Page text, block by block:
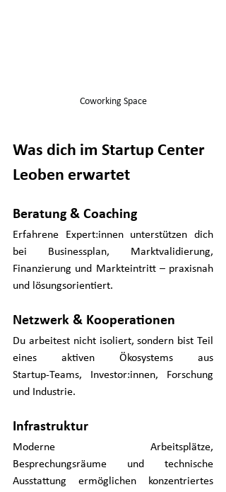
Coworking Space
Was dich im Startup Center
Leoben erwartet
Beratung & Coaching
Erfahrene Expert:innen unterstützen dich
bei Businessplan, Marktvalidierung,
Finanzierung und Markteintritt – praxisnah
und lösungsorientiert.
Netzwerk & Kooperationen
Du arbeitest nicht isoliert, sondern bist Teil
eines aktiven Ökosystems aus
Startup‑Teams, Investor:innen, Forschung
und Industrie.
Infrastruktur
Moderne Arbeitsplätze,
Besprechungsräume und technische
Ausstattung ermöglichen konzentriertes